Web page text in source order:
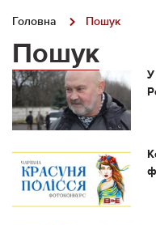
Головна Пошук
Пошук
У